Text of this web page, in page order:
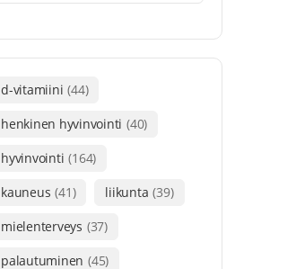
d-vitamiini (44)
henkinen hyvinvointi (40)
hyvinvointi (164)
kauneus (41) liikunta (39)
mielenterveys (37)
palautuminen (45)